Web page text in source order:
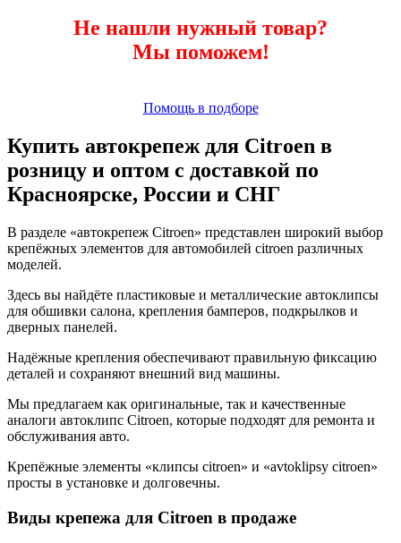
Не нашли нужный товар?
Мы поможем!
Помощь в подборе
Купить автокрепеж для Citroen в
розницу и оптом с доставкой по
Красноярске, России и СНГ
В разделе «автокрепеж Citroen» представлен широкий выбор
крепёжных элементов для автомобилей citroen различных
моделей.
Здесь вы найдёте пластиковые и металлические автоклипсы
для обшивки салона, крепления бамперов, подкрылков и
дверных панелей.
Надёжные крепления обеспечивают правильную фиксацию
деталей и сохраняют внешний вид машины.
Мы предлагаем как оригинальные, так и качественные
аналоги автоклипс Citroen, которые подходят для ремонта и
обслуживания авто.
Крепёжные элементы «клипсы citroen» и «avtoklipsy citroen»
просты в установке и долговечны.
Виды крепежа для Citroen в продаже